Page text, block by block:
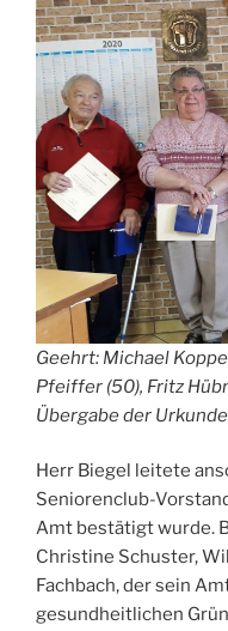
Geehrt: Michael
Pfeiffer (50), Fritz
Übergabe der
Herr Biegel leitete
Seniorenclub-
Amt bestätigt wurde.
Christine Schuster,
Fachbach, der sein
gesundheitlichen